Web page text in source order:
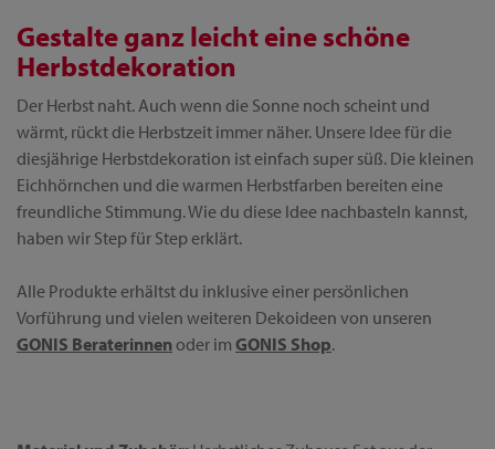
Gestalte ganz leicht eine schöne
Herbstdekoration
Der Herbst naht. Auch wenn die Sonne noch scheint und
wärmt, rückt die Herbstzeit immer näher. Unsere Idee für die
diesjährige Herbstdekoration ist einfach super süß. Die kleinen
Eichhörnchen und die warmen Herbstfarben bereiten eine
freundliche Stimmung. Wie du diese Idee nachbasteln kannst,
haben wir Step für Step erklärt.
Alle Produkte erhältst du inklusive einer persönlichen
Vorführung und vielen weiteren Dekoideen von unseren
GONIS Beraterinnenoder im GONIS Shop.